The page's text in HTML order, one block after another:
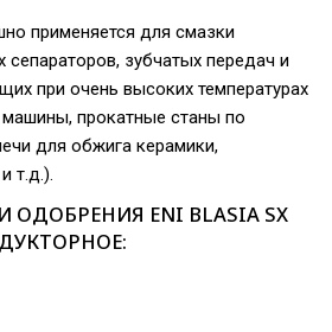
применяется для смазки
зубчатых передач и
при очень высоких температурах
прокатные станы по
для обжига керамики,
т.д.).
ENI BLASIA SX